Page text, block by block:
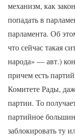
механизм, как
попадать в
парламента. Об
что сейчас такая
народа» — авт.)
причем есть
Комитете Рады,
партии. То
партийное
заблокировать ту